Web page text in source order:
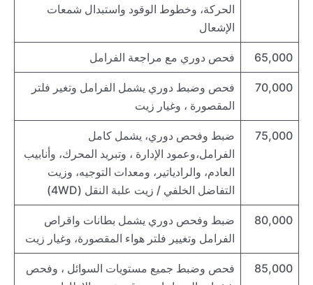
الحركة، وخطوط الوقود واستبدال شمعات
الإشعال
65,000 فحص دوري مع مراجعة الفرامل
70,000
فحص وضبط دوري يشمل الفرامل وتغير فلتر
المقصورة ، وغيار زيت
75,000
ضبط وفحص دوري، يشمل كامل
الفرامل،وعمود الإدارة ، وتبريد المحرك، وأنابيب
العادم، والرادياتير، ومعدات التوجيه، وزيت
التفاضل الخلفي / زيت علبة النقل (4WD)
80,000
ضبط وفحص دوري يشمل بطانات واقراص
الفرامل وتغيير فلتر هواء المقصورة، وغيار زيت
85,000
فحص وضبط جميع مستويات السوائل ، وفحص